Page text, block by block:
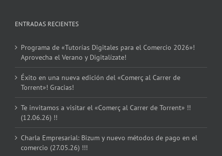
ENTRADAS RECIENTES
Programa de «Tutorías Digitales para el Comercio 2026»!
Aprovecha el Verano y Digitalízate!
Éxito en una nueva edición del «Comerç al Carrer de
Torrent»! Gracias!
Te invitamos a visitar el «Comerç al Carrer de Torrent» !!
(12.06.26) !!
Charla Empresarial: Bizum y nuevo métodos de pago en el
comercio (27.05.26) !!!